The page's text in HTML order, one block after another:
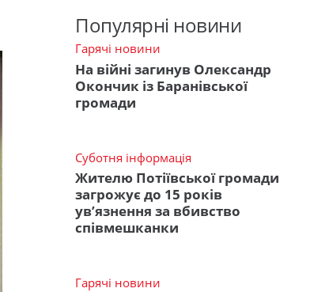
Популярні новини
Гарячі новини
На війні загинув Олександр
Окончик із Баранівської
громади
Суботня інформація
Жителю Потіївської громади
загрожує до 15 років
ув’язнення за вбивство
співмешканки
Гарячі новини